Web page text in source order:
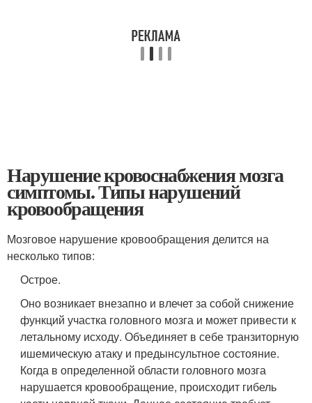
Нарушение кровоснабжения мозга
симптомы. Типы нарушений
кровообращения
Мозговое нарушение кровообращения делится на
несколько типов:
Острое.
Оно возникает внезапно и влечет за собой снижение
функций участка головного мозга и может привести к
летальному исходу. Объединяет в себе транзиторную
ишемическую атаку и предынсультное состояние.
Когда в определенной области головного мозга
нарушается кровообращение, происходит гибель